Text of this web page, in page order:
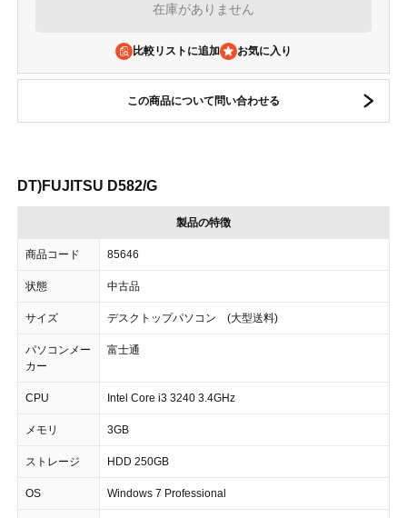
在庫がありません
比較リストに追加
この商品について問い合わせる
DT)FUJITSU D582/G
製品の特徴
商品コード 85646
状態 中古品
サイズ デスクトップパソコン (大型送料)
パソコンメー
カー
富士通
CPU Intel Core i3 3240 3.4GHz
メモリ 3GB
ストレージ HDD 250GB
OS Windows 7 Professional